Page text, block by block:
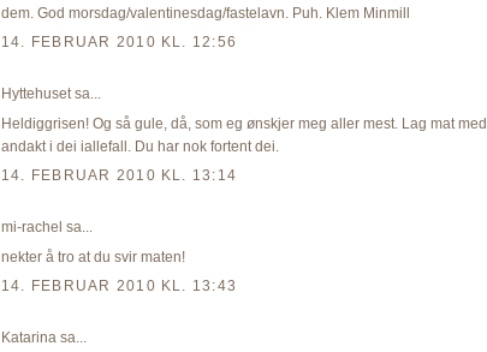
dem. God morsdag/valentinesdag/fastelavn. Puh. Klem Minmill
14. FEBRUAR 2010 KL. 12:56
Hyttehuset sa...
Heldiggrisen! Og så gule, då, som eg ønskjer meg aller mest. Lag mat med
andakt i dei iallefall. Du har nok fortent dei.
14. FEBRUAR 2010 KL. 13:14
mi-rachel sa...
nekter å tro at du svir maten!
14. FEBRUAR 2010 KL. 13:43
Katarina sa...